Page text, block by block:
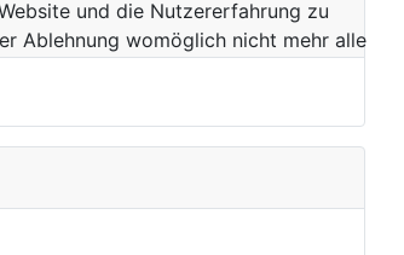
und die Nutzererfahrung zu
Ablehnung womöglich nicht mehr alle